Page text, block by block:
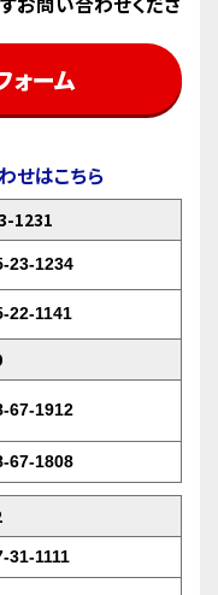
ォーム
せはこちら
1231
23-1234
22-1141
67-1912
67-1808
31-1111